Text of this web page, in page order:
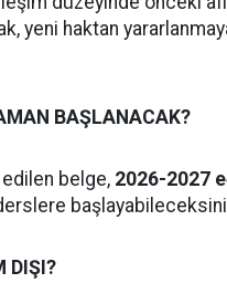
yeni haktan
BAŞLANACAK?
belge, 2026-2027
DIŞI?